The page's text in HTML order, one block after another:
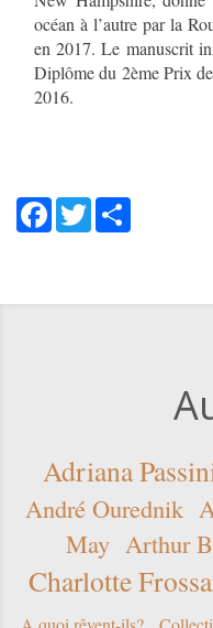
océan à l’autre par la
en 2017. Le manuscrit
Diplôme du 2ème Prix
2016.
Facebook
Twitter
Adriana
André Ourednik
May Arthur
Charlotte